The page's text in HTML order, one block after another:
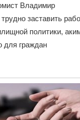
Владимир
заставить
политики,
для граждан